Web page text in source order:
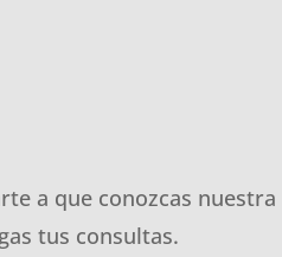
a que conozcas nuestra
tus consultas.